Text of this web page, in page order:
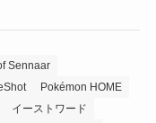
Sennaar
Pokémon HOME
イーストワード